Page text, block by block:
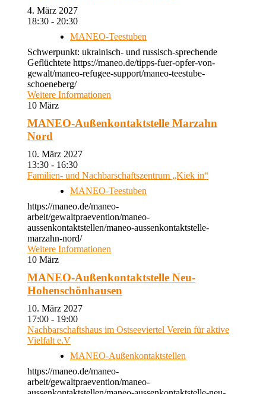
4. März 2027
18:30 - 20:30
MANEO-Teestuben
Schwerpunkt: ukrainisch- und russisch-sprechende
Geflüchtete https://maneo.de/tipps-fuer-opfer-von-
gewalt/maneo-refugee-support/maneo-teestube-
schoeneberg/
Weitere Informationen
10 März
MANEO-Außenkontaktstelle Marzahn
Nord
10. März 2027
13:30 - 16:30
Familien- und Nachbarschaftszentrum „Kiek in“
MANEO-Teestuben
https://maneo.de/maneo-
arbeit/gewaltpraevention/maneo-
aussenkontaktstellen/maneo-aussenkontaktstelle-
marzahn-nord/
Weitere Informationen
10 März
MANEO-Außenkontaktstelle Neu-
Hohenschönhausen
10. März 2027
17:00 - 19:00
Nachbarschaftshaus im Ostseeviertel Verein für aktive
Vielfalt e.V
MANEO-Außenkontaktstellen
https://maneo.de/maneo-
arbeit/gewaltpraevention/maneo-